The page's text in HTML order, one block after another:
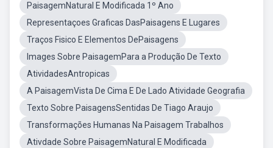
PaisagemNatural E Modificada 1º Ano
Representaçoes Graficas DasPaisagens E Lugares
Traços Fisico E Elementos DePaisagens
Images Sobre PaisagemPara a Produção De Texto
AtividadesAntropicas
A PaisagemVista De Cima E De Lado Atividade Geografia
Texto Sobre PaisagensSentidas De Tiago Araujo
Transformações Humanas Na Paisagem Trabalhos
Ativdade Sobre PaisagemNatural E Modificada